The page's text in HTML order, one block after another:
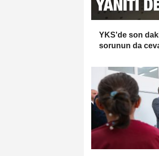
YKS'de son
sorunun da